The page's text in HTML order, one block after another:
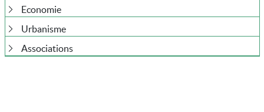
Economie
Urbanisme
Associations